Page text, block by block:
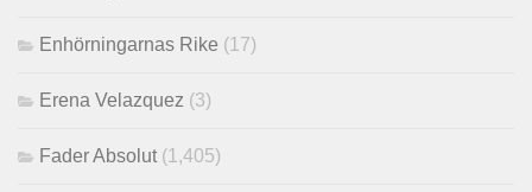
Enhörningarnas Rike (17)
Erena Velazquez (3)
Fader Absolut (1,405)